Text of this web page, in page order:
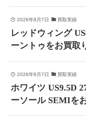
2026年8月7日 買取実績
レッドウィング
ーントゥをお買取
2026年8月7日 買取実績
ホワイツ US9.5D
ーソール SEMIを